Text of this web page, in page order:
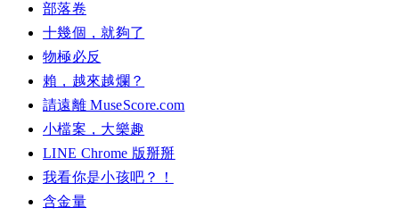
部落卷
十幾個，就夠了
物極必反
賴，越來越爛？
請遠離 MuseScore.com
小檔案，大樂趣
LINE Chrome 版掰掰
我看你是小孩吧？！
含金量